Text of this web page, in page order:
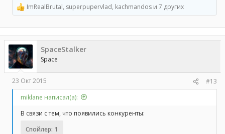
Р
е
а
к
ц
и
и
ImRealBrutal, superpupervlad, kachmandos и 7 других
SpaceStalker
Space
23 Окт 2015
#13
miklane написал(а):
В связи с тем, что появились конкуренты:
Спойлер: 1